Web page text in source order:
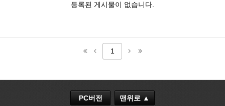
등록된 게시물이 없습니다.
1
PC버전 맨위로 ▲